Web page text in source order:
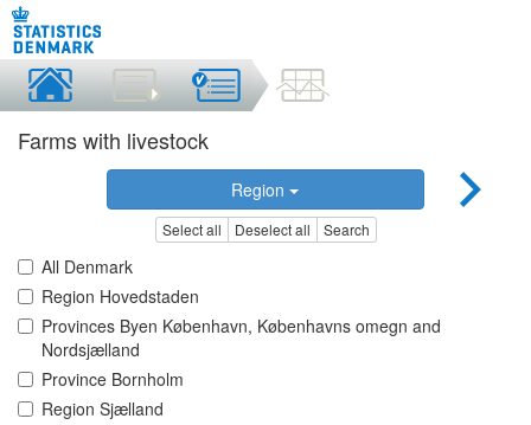
Farms with livestock
Region
Select all Deselect all Search
All Denmark
Region Hovedstaden
Provinces Byen København, Københavns omegn and
Nordsjælland
Province Bornholm
Region Sjælland